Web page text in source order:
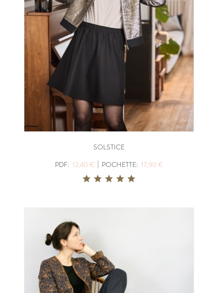
SOLSTICE
PDF: 12,40 € | POCHETTE: 17,90 €